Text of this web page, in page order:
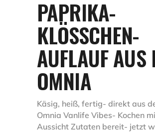
PAPRIKA-
KLÖSSCHEN-A
UFLAUF AUS
MNIA
Käsig, heiß, fertig- direkt aus
Omnia Vanlife Vibes- Kochen
Aussicht Zutaten bereit- jetzt